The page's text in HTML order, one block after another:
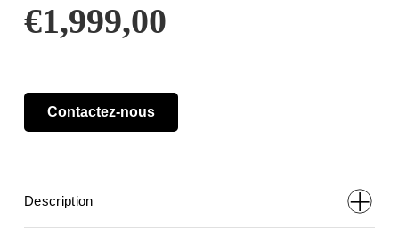
€1,999,00
Contactez-nous
Description